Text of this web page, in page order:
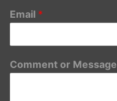
Email *
Comment or Message